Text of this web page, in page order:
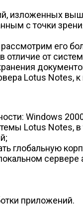
изложенных
с точки
его
от
Lotus Notes,
Windows
Lotus Notes, в
глобальную
сервере
приложений.